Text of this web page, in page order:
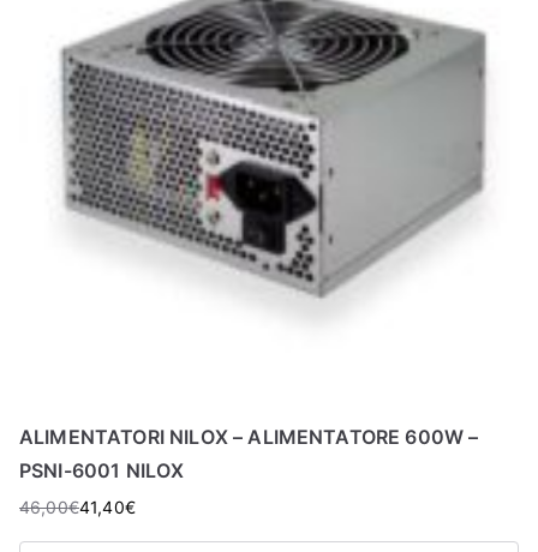
ALIMENTATORI NILOX – ALIMENTATORE 600W –
PSNI-6001 NILOX
46,00€41,40€